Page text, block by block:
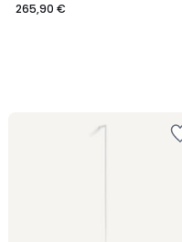
265,90 €